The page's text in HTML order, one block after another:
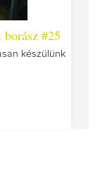
#25
készülünk